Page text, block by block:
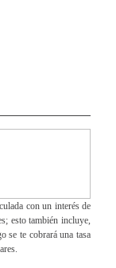
con un interés de
esto también incluye,
se te cobrará una tasa